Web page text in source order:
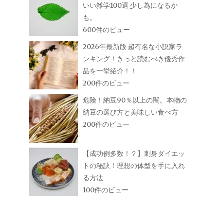
いい雑学100選 少し為になるか
も。
600件のビュー
2026年最新版 超有名な小説家ラ
ンキング！きっと読むべき優秀作
品を一挙紹介！！
200件のビュー
危険！納豆90％以上の闇。本物の
納豆の選び方と美味しい食べ方
200件のビュー
【成功例多数！？】刺身ダイエッ
トの秘訣！理想の体型を手に入れ
る方法
100件のビュー